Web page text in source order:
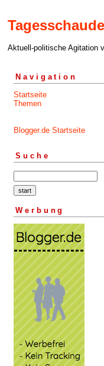
Aktuell-politische Agitation
Navigation
Startseite
Themen
Blogger.de Startseite
Suche
Werbung